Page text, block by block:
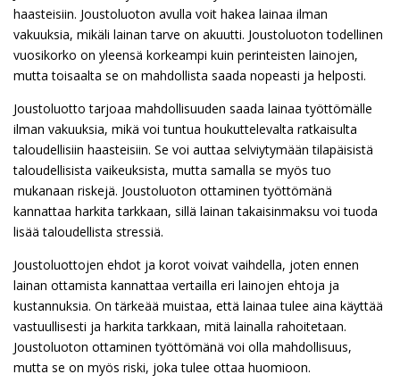
haasteisiin. Joustoluoton avulla voit hakea lainaa ilman
vakuuksia, mikäli lainan tarve on akuutti. Joustoluoton todellinen
vuosikorko on yleensä korkeampi kuin perinteisten lainojen,
mutta toisaalta se on mahdollista saada nopeasti ja helposti.
Joustoluotto tarjoaa mahdollisuuden saada lainaa työttömälle
ilman vakuuksia, mikä voi tuntua houkuttelevalta ratkaisulta
taloudellisiin haasteisiin. Se voi auttaa selviytymään tilapäisistä
taloudellisista vaikeuksista, mutta samalla se myös tuo
mukanaan riskejä. Joustoluoton ottaminen työttömänä
kannattaa harkita tarkkaan, sillä lainan takaisinmaksu voi tuoda
lisää taloudellista stressiä.
Joustoluottojen ehdot ja korot voivat vaihdella, joten ennen
lainan ottamista kannattaa vertailla eri lainojen ehtoja ja
kustannuksia. On tärkeää muistaa, että lainaa tulee aina käyttää
vastuullisesti ja harkita tarkkaan, mitä lainalla rahoitetaan.
Joustoluoton ottaminen työttömänä voi olla mahdollisuus,
mutta se on myös riski, joka tulee ottaa huomioon.